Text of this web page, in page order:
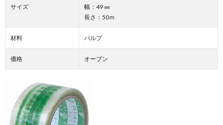
サイズ
幅：49 ㎜
長さ：50ｍ
材料 パルプ
価格 オープン